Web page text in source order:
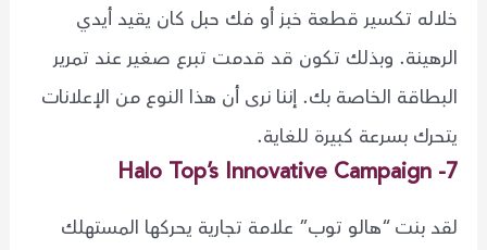
خلاله تكسير قطعة خبز أو فك حبل كان يقيد أيدي
الرهينة. وبذلك تكون قد قدمت تبرع صغير عند تمرير
البطاقة الخاصة بك. إننا نرى أن هذا النوع من الإعلانات
يتحرك بسرعة كبيرة للغاية.
7- Halo Top’s Innovative Campaign
لقد بنت “هالو توب” علامة تجارية يحركها المستهلك